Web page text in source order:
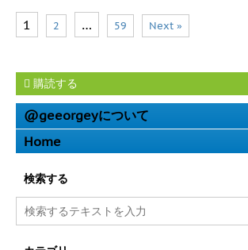
1 2 … 59 Next »
購読する
@geeorgeyについて
Home
検索する